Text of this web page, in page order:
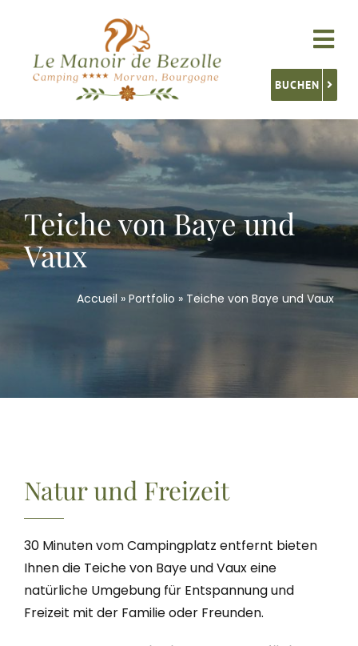
content
Unterkünfte
Service
Aktivitäten
Burgund Entdecken
BUCHEN
Teiche von Baye und
Vaux
Accueil »Portfolio » Teiche von Baye und Vaux
Natur und Freizeit
30 Minuten vom Campingplatz entfernt bieten
Ihnen die Teiche von Baye und Vaux eine
natürliche Umgebung für Entspannung und
Freizeit mit der Familie oder Freunden.